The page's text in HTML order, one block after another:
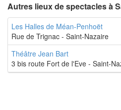
Autres lieux de spectacles à
Les Halles de Méan-Penhoët
Rue de Trignac - Saint-Nazaire
Théâtre Jean Bart
3 bis route Fort de l'Eve - Saint-